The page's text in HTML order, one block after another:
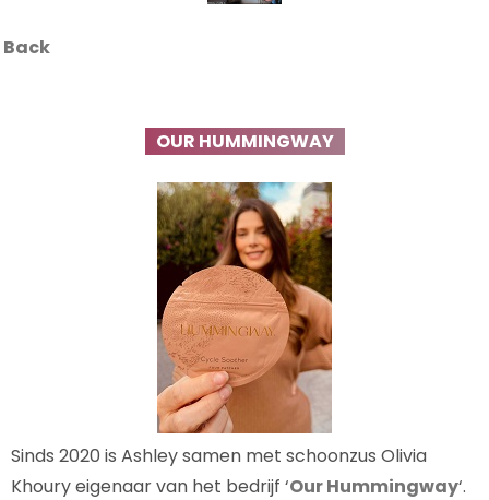
Back
OUR HUMMINGWAY
Sinds 2020 is Ashley samen met schoonzus Olivia
Khoury eigenaar van het bedrijf ‘Our Hummingway‘.